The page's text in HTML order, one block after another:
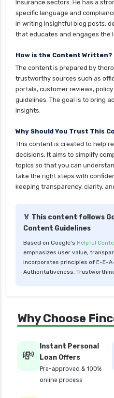
Insurance sectors. He has a
specific language and
in writing insightful blog posts,
that educates and engages the
How is the Content Written?
The content is prepared by
trustworthy sources such as
portals, customer reviews, policy
guidelines. The goal is to bring
insights.
Why Should You Trust This
This content is created to help
decisions. It aims to simplify
topics so that you can
take the right steps with
keeping transparency, clarity,
🏅 This content follows
Content Guidelines
Based on Google's Helpful
emphasizes user value,
incorporates principles of E-E-
Authoritativeness,
Why Choose
💸
Instant Personal
Loan Offers
Pre-approved & 100%
online process